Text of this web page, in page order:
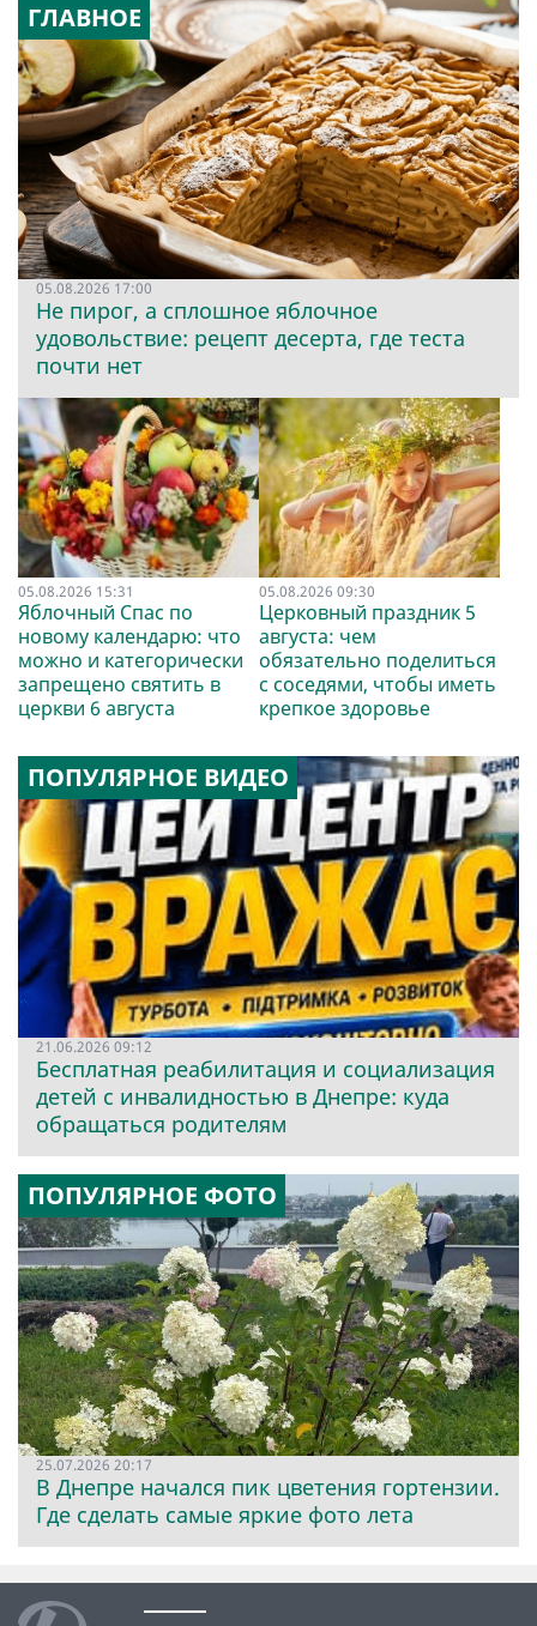
ГЛАВНОЕ
05.08.2026 17:00
Не пирог, а сплошное яблочное
удовольствие: рецепт десерта, где теста
почти нет
05.08.2026 15:31
Яблочный Спас по
новому календарю: что
можно и категорически
запрещено святить в
церкви 6 августа
05.08.2026 09:30
Церковный праздник 5
августа: чем
обязательно поделиться
с соседями, чтобы иметь
крепкое здоровье
ПОПУЛЯРНОЕ ВИДЕО
21.06.2026 09:12
Бесплатная реабилитация и социализация
детей с инвалидностью в Днепре: куда
обращаться родителям
ПОПУЛЯРНОЕ ФОТО
25.07.2026 20:17
В Днепре начался пик цветения гортензии.
Где сделать самые яркие фото лета